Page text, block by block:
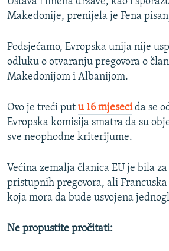
Makedonije, prenijela je Fena
Podsjećamo, Evropska unija nije
odluku o otvaranju pregovora o
Makedonijom i Albanijom.
Ovo je treći put u 16 mjesecida se
Evropska komisija smatra da su
sve neophodne kriterijume.
Većina zemalja članica EU je bila
pristupnih pregovora, ali
koja mora da bude usvojena
Ne propustite pročitati: